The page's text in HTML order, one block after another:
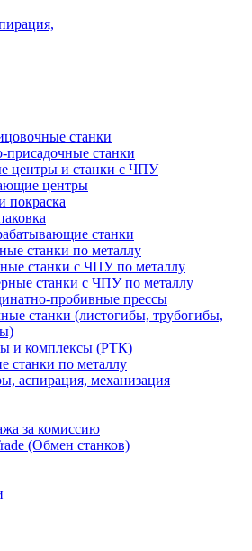
станки
присадочные станки
центры и станки с ЧПУ
центры
покраска
станки
станки по металлу
станки с ЧПУ по металлу
станки с ЧПУ по металлу
пробивные прессы
станки (листогибы, трубогибы,
и комплексы (РТК)
станки по металлу
аспирация, механизация
за комиссию
(Обмен станков)